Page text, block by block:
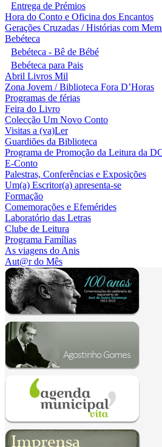
Entrega de Prémios
Hora do Conto e Oficina dos Encantos
Gerações Cruzadas / Histórias com
Bebéteca
Bebéteca - Bê de Bébé
Bebéteca para Pais
Abril Livros Mil
Zona Jovem / Biblioteca Fora D’Horas
Programas de férias
Feira do Livro
Colecção Um Novo Conto
Visitas a (va)Ler
Guardiões da Biblioteca
Programa de Promoção da Leitura da
E-Conto
Palestras, Conferências e Exposições
Um(a) Escritor(a) apresenta-se
Formação
Comemorações e Efemérides
Laboratório das Letras
Clube de Leitura
Programa Famílias
As viagens do Anis
Aut@r do Mês